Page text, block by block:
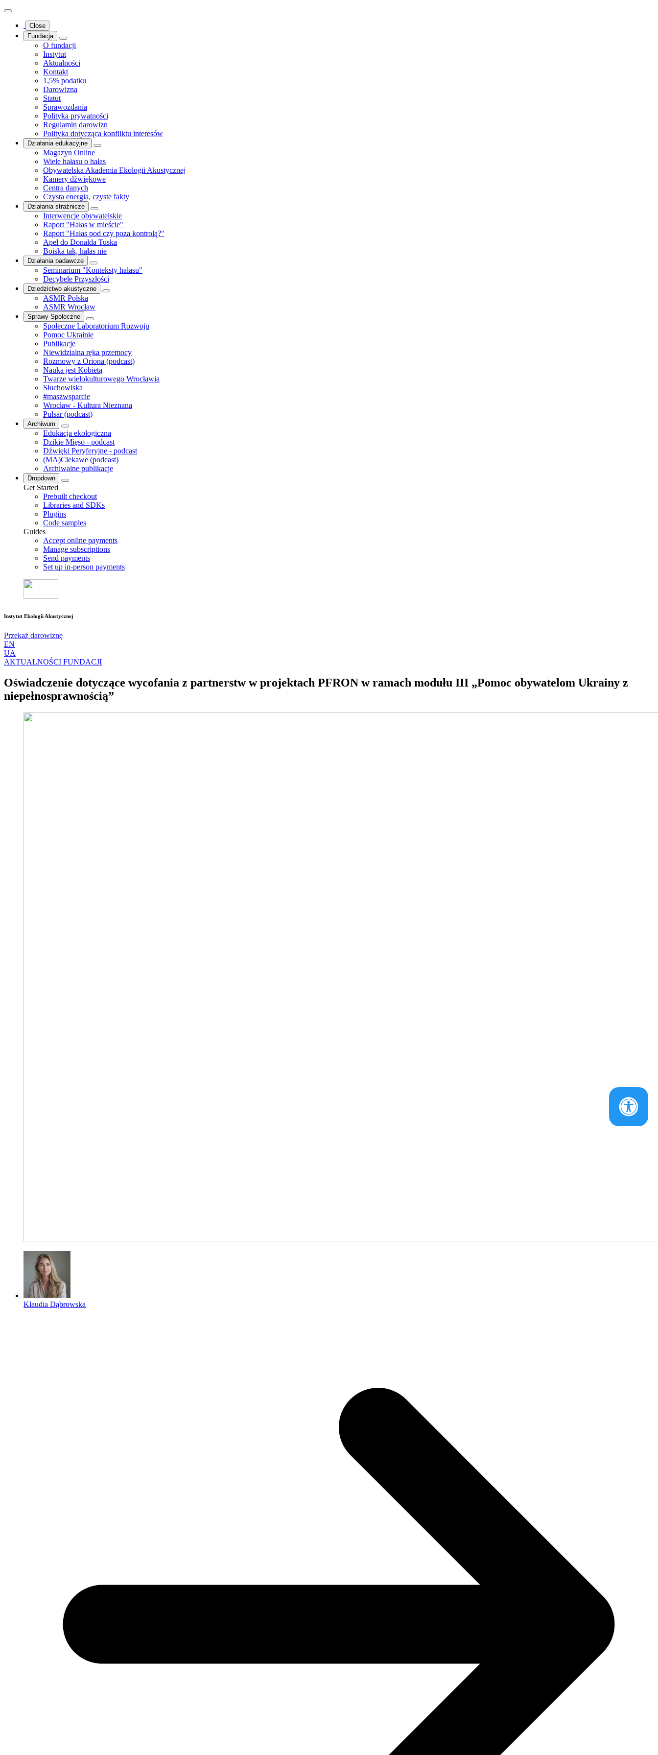
Close
Fundacja
O fundacji
Instytut
Aktualności
Kontakt
1,5% podatku
Darowizna
Statut
Sprawozdania
Polityka prywatności
Regulamin darowizn
Polityka dotycząca konfliktu interesów
Działania edukacyjne
Magazyn Online
Wiele hałasu o hałas
Obywatelska Akademia Ekologii Akustycznej
Kamery dźwiękowe
Centra danych
Czysta energia, czyste fakty
Działania strażnicze
Interwencje obywatelskie
Raport "Hałas w mieście"
Raport "Hałas pod czy poza kontrolą?"
Apel do Donalda Tuska
Boiska tak, hałas nie
Działania badawcze
Seminarium "Konteksty hałasu"
Decybele Przyszłości
Dziedzictwo akustyczne
ASMR Polska
ASMR Wrocław
Sprawy Społeczne
Społeczne Laboratorium Rozwoju
Pomoc Ukrainie
Publikacje
Niewidzialna ręka przemocy
Rozmowy z Oriona (podcast)
Nauka jest Kobietą
Twarze wielokulturowego Wrocławia
Słuchowiska
#maszwsparcie
Wrocław - Kultura Nieznana
Pulsar (podcast)
Archiwum
Edukacja ekologiczna
Dzikie Mięso - podcast
Dźwięki Peryferyjne - podcast
(MA)Ciekawe (podcast)
Archiwalne publikacje
Dropdown
Get Started
Prebuilt checkout
Libraries and SDKs
Plugins
Code samples
Guides
Accept online payments
Manage subscriptions
Send payments
Set up in-person payments
Instytut Ekologii Akustycznej
Przekaż darowiznę
EN
UA
AKTUALNOŚCI FUNDACJI
Oświadczenie dotyczące wycofania z partnerstw w projektach PFRON w ramach modułu III „Pomoc obywatelom Ukrainy z
niepełnosprawnością”
Klaudia Dąbrowska